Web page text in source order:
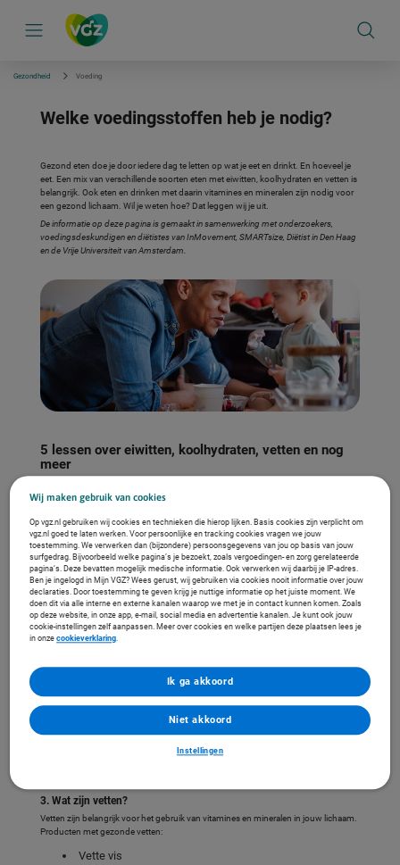
Gezondheid Voeding
Welke voedingsstoffen heb je nodig?
Gezond eten doe je door iedere dag te letten op wat je eet en drinkt. En hoeveel je
eet. Een mix van verschillende soorten eten met eiwitten, koolhydraten en vetten is
belangrijk. Ook eten en drinken met daarin vitamines en mineralen zijn nodig voor
een gezond lichaam. Wil je weten hoe? Dat leggen wij je uit.
De informatie op deze pagina is gemaakt in samenwerking met onderzoekers,
voedingsdeskundigen en diëtistes van InMovement, SMARTsize, Diëtist in Den Haag
en de Vrije Universiteit van Amsterdam.
5 lessen over eiwitten, koolhydraten, vetten en nog
meer
Eiwitten zijn goed voor je spieren en andere cellen in jouw lichaam.
Kwark
Yoghurt
Eieren
Vlees en vis
2. Koolhydraten geven energie
Brood
3. Wat zijn vetten?
Vetten zijn belangrijk voor het gebruik van vitamines en mineralen in jouw lichaam.
Producten met gezonde vetten:
Vette vis
Wij maken gebruik van cookies
Op vgz.nl gebruiken wij cookies en technieken die hierop lijken. Basis cookies zijn verplicht om
vgz.nl goed te laten werken. Voor persoonlijke en tracking cookies vragen we jouw
toestemming. We verwerken dan (bijzondere) persoonsgegevens van jou op basis van jouw
surfgedrag. Bijvoorbeeld welke pagina’s je bezoekt, zoals vergoedingen- en zorg gerelateerde
pagina’s. Deze bevatten mogelijk medische informatie. Ook verwerken wij daarbij je IP-adres.
Ben je ingelogd in Mijn VGZ? Wees gerust, wij gebruiken via cookies nooit informatie over jouw
declaraties. Door toestemming te geven krijg je nuttige informatie op het juiste moment. We
doen dit via alle interne en externe kanalen waarop we met je in contact kunnen komen. Zoals
op deze website, in onze app, e-mail, social media en advertentie kanalen. Je kunt ook jouw
cookie-instellingen zelf aanpassen. Meer over cookies en welke partijen deze plaatsen lees je
in onzecookieverklaring.
Instellingen
Niet akkoord
Ik ga akkoord